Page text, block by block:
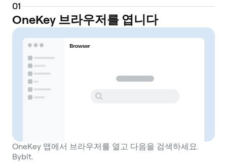
01
OneKey 브라우저를 엽니다
OneKey 앱에서 브라우저를 열고 다음을 검색하세요.
Bybit.